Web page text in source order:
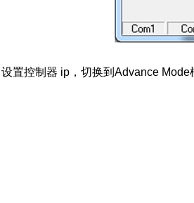
设置控制器 ip ，切换到 Advance Mode